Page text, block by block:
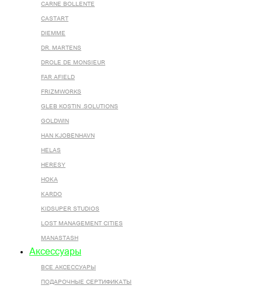
CARNE BOLLENTE
CASTART
DIEMME
DR. MARTENS
DROLE DE MONSIEUR
FAR AFIELD
FRIZMWORKS
GLEB KOSTIN .SOLUTIONS
GOLDWIN
HAN KJOBENHAVN
HELAS
HERESY
HOKA
KARDO
KIDSUPER STUDIOS
LOST MANAGEMENT CITIES
MANASTASH
Аксессуары
ВСЕ AКСЕССУАРЫ
ПОДАРОЧНЫЕ СЕРТИФИКАТЫ